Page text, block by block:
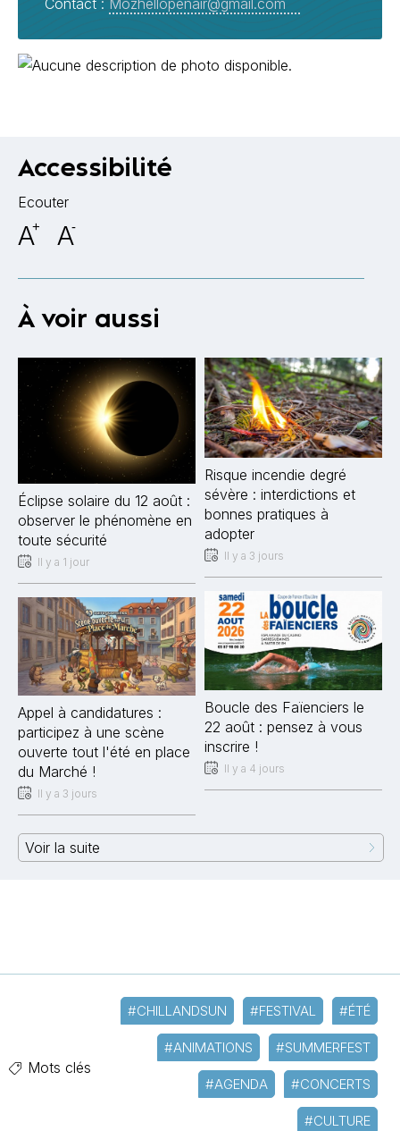
Contact : Mozhellopenair@gmail.com
Accessibilité
Ecouter
A+ A-
À voir aussi
Éclipse solaire du 12 août :
observer le phénomène en
toute sécurité
Il y a 1 jour
Appel à candidatures :
participez à une scène
ouverte tout l'été en place
du Marché !
Il y a 3 jours
Risque incendie degré
sévère : interdictions et
bonnes pratiques à
adopter
Il y a 3 jours
Boucle des Faïenciers le
22 août : pensez à vous
inscrire !
Il y a 4 jours
Voir la suite
Mots clés
#CHILLANDSUN #FESTIVAL #ÉTÉ
#ANIMATIONS #SUMMERFEST
#AGENDA #CONCERTS
#CULTURE